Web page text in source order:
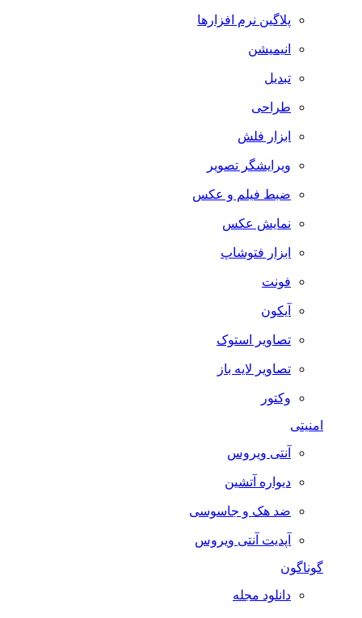
پلاگین نرم افزارها
انیمیشن
تبدیل
طراحی
ابزار فلش
ویرایشگر تصویر
ضبط فيلم و عكس
نمایش عکس
ابزار فتوشاپ
فونت
آیکون
تصاویر استوک
تصاویر لایه باز
وکتور
امنیتی
آنتی ویروس
دیواره آتشین
ضد هک و جاسوسی
آپدیت آنتی ویروس
گوناگون
دانلود مجله